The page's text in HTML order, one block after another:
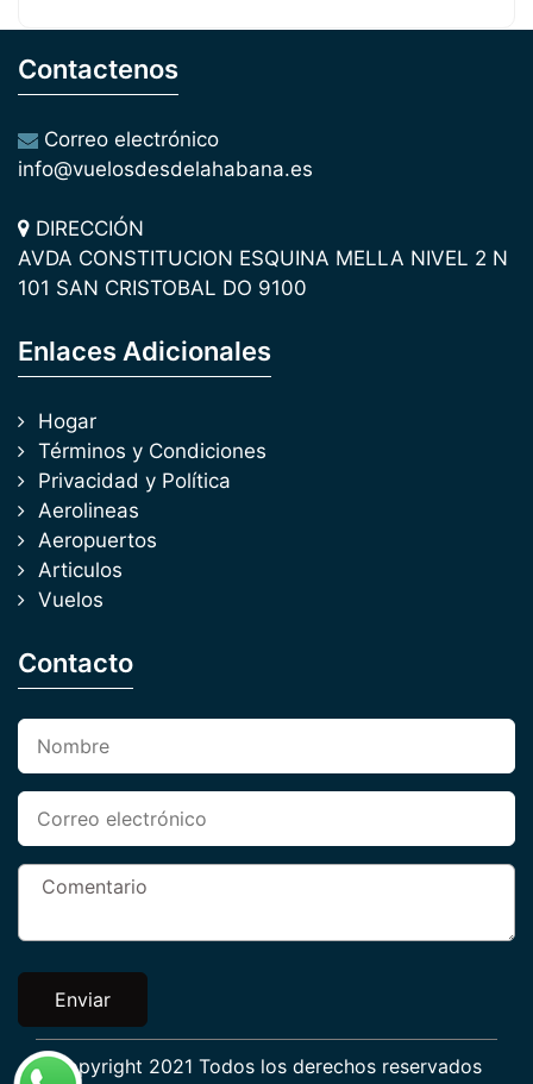
Contactenos
Correo electrónico
info@vuelosdesdelahabana.es
DIRECCIÓN
AVDA CONSTITUCION ESQUINA MELLA NIVEL 2 N
101 SAN CRISTOBAL DO 9100
Enlaces Adicionales
Hogar
Términos y Condiciones
Privacidad y Política
Aerolineas
Aeropuertos
Articulos
Vuelos
Contacto
Enviar
Copyright 2021 Todos los derechos reservados